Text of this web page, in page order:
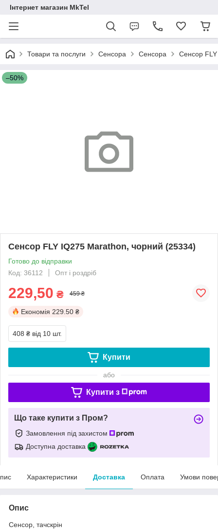
Інтернет магазин MkTel
Товари та послуги Сенсора Сенсора Сенсор
–50%
Сенсор FLY IQ275 Marathon, чорний (25334)
Готово до відправки
Код: 36112
Опт і роздріб
229,50 ₴ 459 ₴
Економія 229.50 ₴
408 ₴ від 10 шт.
Купити
або
Купити з
Що таке купити з Пром?
Замовлення під захистом
Доступна доставка
Характеристики Доставка Оплата Умови
Опис
Сенсор, тачскрін